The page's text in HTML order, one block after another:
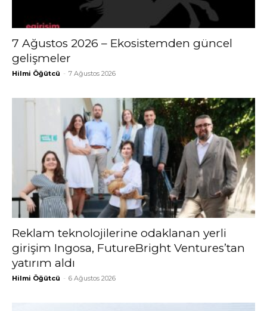
7 Ağustos 2026 – Ekosistemden güncel
gelişmeler
Hilmi Öğütcü - 7 Ağustos 2026
Reklam teknolojilerine odaklanan yerli
girişim Ingosa, FutureBright Ventures’tan
yatırım aldı
Hilmi Öğütcü - 6 Ağustos 2026